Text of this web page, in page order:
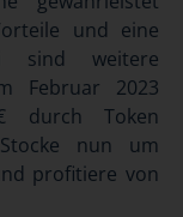
und eine
sind weitere
Februar 2023
durch Token
nun um
profitiere von